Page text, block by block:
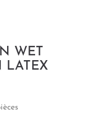
WET
LATEX